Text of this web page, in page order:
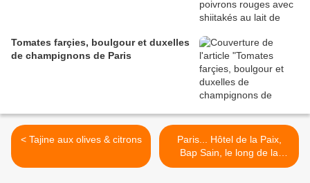
Tomates farçies, boulgour et duxelles
de champignons de Paris
< Tajine aux olives & citrons
Paris... Hôtel de la Paix,
Bap Sain, le long de la
Seine... >